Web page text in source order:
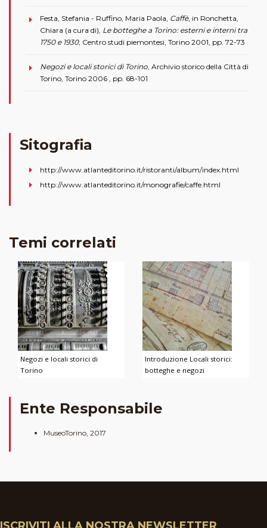
Festa, Stefania - Ruffino, Maria Paola, Caffè, in Ronchetta,
Chiara (a cura di), Le botteghe a Torino: esterni e interni tra
1750 e 1930, Centro studi piemontesi, Torino 2001, pp. 72-73
Negozi e locali storici di Torino , Archivio storico della Città di
Torino, Torino 2006 , pp. 68-101
Sitografia
http://www.atlanteditorino.it/ristoranti/album/index.html
http://www.atlanteditorino.it/monografie/caffe.html
Temi correlati
Negozi e locali storici di
Torino
Introduzione Locali storici:
botteghe e negozi
Ente Responsabile
MuseoTorino, 2017